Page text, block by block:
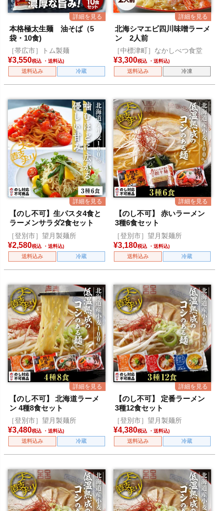
本格極太生麺 油そば（5
袋・10食)
［帯広市］トム製麺
¥3,550税込
送料込み 冷蔵
北海シマエビ四川味噌ラーメ
ン 2人前
［中標津町］なかしべつ食堂
¥3,300税込
送料込み 冷凍
【のし不可】生パスタ4食と
ラーメンサラダ2食セット
［登別市］望月製麺所
¥2,580税込
送料込み 冷蔵
【のし不可】 赤いラーメン
3種6食セット
［登別市］望月製麺所
¥3,180税込
送料込み 冷蔵
【のし不可】 北海道ラーメ
ン 4種8食セット
［登別市］望月製麺所
¥3,480税込
送料込み 冷蔵
【のし不可】 定番ラーメン
3種12食セット
［登別市］望月製麺所
¥4,380税込
送料込み 冷蔵